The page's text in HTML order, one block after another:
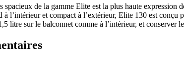
spacieux de la gamme Elite est la plus haute
à l’intérieur et compact à l’extérieur, Elite 130 est
litre sur le balconnet comme à l’intérieur, et conserver